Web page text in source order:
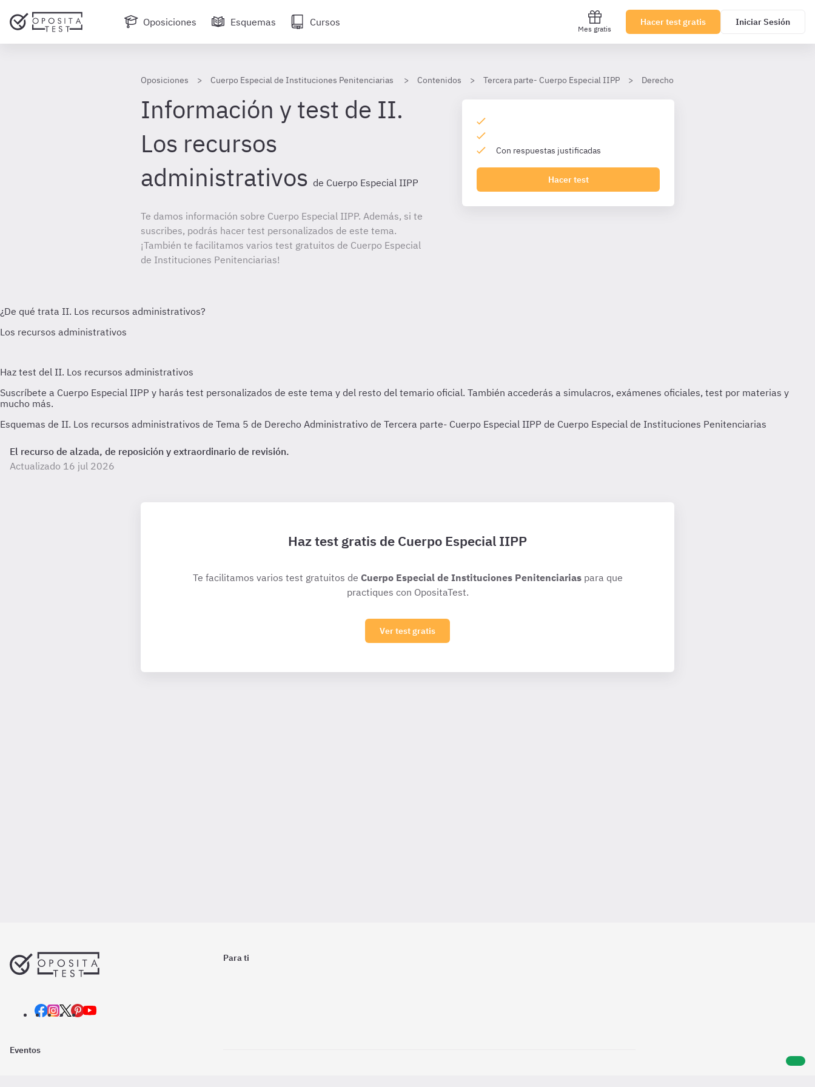
Oposiciones Esquemas Cursos
Mes gratis
Hacer test gratis Iniciar Sesión
Oposiciones Cuerpo Especial de Instituciones Penitenciarias Contenidos Tercera parte- Cuerpo Especial IIPP Derecho Administrativo
Información y test de II.
Los recursos
administrativos de Cuerpo Especial IIPP
Te damos información sobre Cuerpo Especial IIPP. Además, si te
suscribes, podrás hacer test personalizados de este tema.
¡También te facilitamos varios test gratuitos de Cuerpo Especial
de Instituciones Penitenciarias!
Con respuestas justificadas
Hacer test
Esquemas de II. Los recursos administrativos de Tema 5 de Derecho Administrativo de Tercera parte- Cuerpo Especial IIPP de Cuerpo Especial de Instituciones Penitenciarias
El recurso de alzada, de reposición y extraordinario de revisión.
Actualizado 16 jul 2026
Haz test gratis de Cuerpo Especial IIPP
Te facilitamos varios test gratuitos de Cuerpo Especial de Instituciones Penitenciariaspara que
practiques con OpositaTest.
Ver test gratis
Para ti
Eventos